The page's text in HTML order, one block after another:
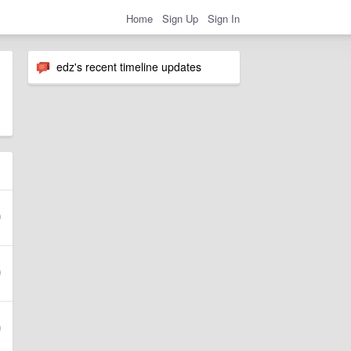
Home Sign Up Sign In
edz's recent timeline updates